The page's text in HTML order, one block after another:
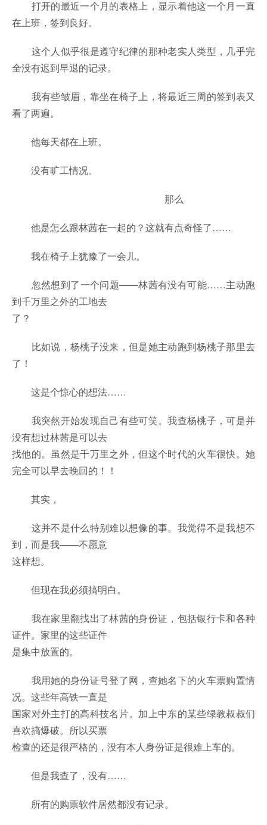
打开的最近一个月的表格上，显示着他这一个月一直
在上班，签到良好。
这个人似乎很是遵守纪律的那种老实人类型，几乎完
全没有迟到早退的记录。
我有些皱眉，靠坐在椅子上，将最近三周的签到表又
看了两遍。
他每天都在上班。
没有旷工情况。
那么
他是怎么跟林茜在一起的？这就有点奇怪了……
我在椅子上犹豫了一会儿。
忽然想到了一个问题——林茜有没有可能……主动跑
到千万里之外的工地去
了？
比如说，杨桃子没来，但是她主动跑到杨桃子那里去
了！
这是个惊心的想法……
我突然开始发现自己有些可笑。我查杨桃子，可是并
没有想过林茜是可以去
找他的。虽然是千万里之外，但这个时代的火车很快。她
完全可以早去晚回的！！
其实，
这并不是什么特别难以想像的事。我觉得不是我想不
到，而是我——不愿意
这样想。
但现在我必须搞明白。
我在家里翻找出了林茜的身份证，包括银行卡和各种
证件。家里的这些证件
是集中放置的。
我用她的身份证号登了网，查她名下的火车票购置情
况。这些年高铁一直是
国家对外主打的高科技名片。加上中东的某些绿教叔叔们
喜欢搞爆破。所以买票
检查的还是很严格的，没有本人身份证是很难上车的。
但是我查了，没有……
所有的购票软件居然都没有记录。